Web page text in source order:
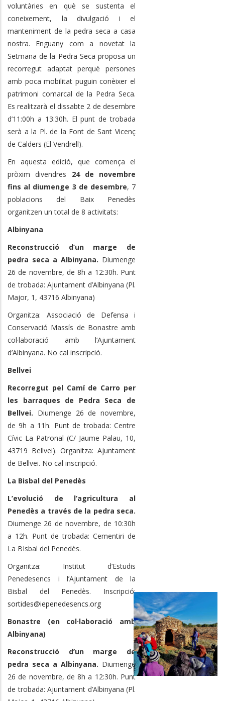
voluntàries en què se sustenta el
coneixement, la divulgació i el
manteniment de la pedra seca a casa
nostra. Enguany com a novetat la
Setmana de la Pedra Seca proposa un
recorregut adaptat perquè persones
amb poca mobilitat puguin conèixer el
patrimoni comarcal de la Pedra Seca.
Es realitzarà el dissabte 2 de desembre
d’11:00h a 13:30h. Elpunt de trobada
serà a la Pl. de la Font de Sant Vicenç
de Calders (El Vendrell).
En aquesta edició, que comença el
pròxim divendres 24 de novembre
fins al diumenge 3 de desembre, 7
poblacions del Baix Penedès
organitzen un total de 8 activitats:
Albinyana
Reconstrucció d’un marge de
pedra seca a Albinyana. Diumenge
26 de novembre, de 8h a 12:30h. Punt
de trobada: Ajuntament d’Albinyana (Pl.
Major, 1, 43716 Albinyana)
Organitza: Associació de Defensa i
Conservació Massís de Bonastre amb
col·laboració amb l’Ajuntament
d’Albinyana. No cal inscripció.
Bellvei
Recorregut pel Camí de Carro per
les barraques de Pedra Seca de
Bellvei. Diumenge 26 de novembre,
de 9h a 11h. Punt de trobada: Centre
Cívic La Patronal (C/ Jaume Palau, 10,
43719 Bellvei). Organitza: Ajuntament
de Bellvei. No cal inscripció.
La Bisbal del Penedès
L’evolució de l’agricultura al
Penedès a través de la pedra seca.
Diumenge 26 de novembre, de 10:30h
a 12h. Punt de trobada: Cementiri de
La BIsbal del Penedès.
Organitza: Institut d’Estudis
Penedesencs i l’Ajuntament de la
Bisbal del Penedès. Inscripció:
sortides@iepenedesencs.org
Bonastre (en col·laboració amb
Albinyana)
Reconstrucció d’un marge de
pedra seca a Albinyana. Diumenge
26 de novembre, de 8h a 12:30h. Punt
de trobada: Ajuntament d’Albinyana (Pl.